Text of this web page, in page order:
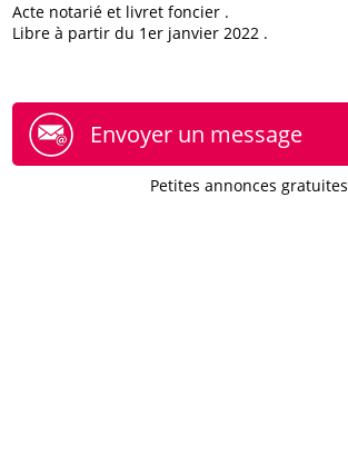
Acte notarié et livret foncier .
Libre à partir du 1er janvier 2022 .
Envoyer un message
Petites annonces gratuites